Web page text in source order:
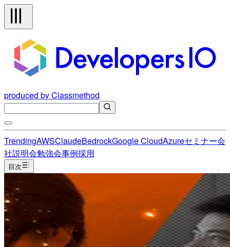
produced by Classmethod
TrendingAWSClaudeBedrockGoogle CloudAzureセミナー会
社説明会勉強会事例採用
目次